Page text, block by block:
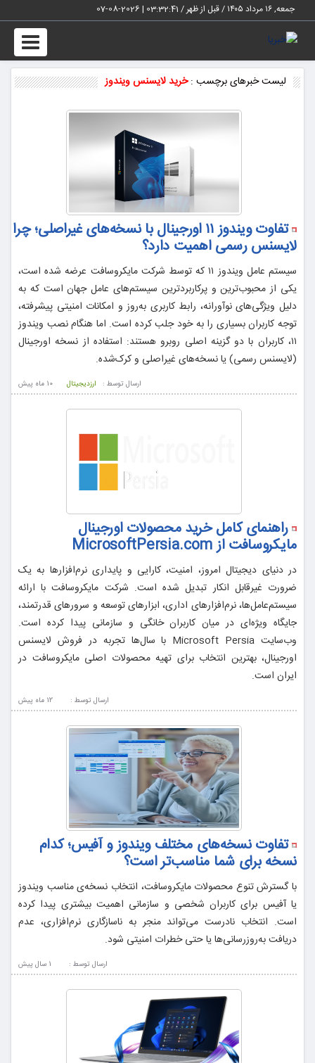
جمعه, ۱۶ مرداد ۱۴۰۵ / قبل از ظهر / 03:32:41
|
2026-08-07
Toggle
لیست خبرهای برچسب :خرید لایسنس ویندوز
تفاوت ویندوز ۱۱ اورجینال با نسخه‌های غیراصلی؛ چرا
لایسنس رسمی اهمیت دارد؟
سیستم عامل ویندوز ۱۱ که توسط شرکت مایکروسافت عرضه شده است،
یکی از محبوب‌ترین و پرکاربردترین سیستم‌های عامل جهان است که به
دلیل ویژگی‌های نوآورانه، رابط کاربری به‌روز و امکانات امنیتی پیشرفته،
توجه کاربران بسیاری را به خود جلب کرده است. اما هنگام نصب ویندوز
۱۱، کاربران با دو گزینه اصلی روبرو هستند: استفاده از نسخه اورجینال
(لایسنس رسمی) یا نسخه‌های غیراصلی و کرک‌شده.
10 ماه پيش ارسال توسط : ارزدیجیتال
راهنمای کامل خرید محصولات اورجینال
مایکروسافت از MicrosoftPersia.com
در دنیای دیجیتال امروز، امنیت، کارایی و پایداری نرم‌افزارها به یک
ضرورت غیرقابل انکار تبدیل شده است. شرکت مایکروسافت با ارائه
سیستم‌عامل‌ها، نرم‌افزارهای اداری، ابزارهای توسعه و سرورهای قدرتمند،
جایگاه ویژه‌ای در میان کاربران خانگی و سازمانی پیدا کرده است.
وب‌سایت Microsoft Persia با سال‌ها تجربه در فروش لایسنس
اورجینال، بهترین انتخاب برای تهیه محصولات اصلی مایکروسافت در
ایران است.
12 ماه پيش ارسال توسط :
تفاوت نسخه‌های مختلف ویندوز و آفیس؛ کدام
نسخه برای شما مناسب‌تر است؟
با گسترش تنوع محصولات مایکروسافت، انتخاب نسخه‌ی مناسب ویندوز
یا آفیس برای کاربران شخصی و سازمانی اهمیت بیشتری پیدا کرده
است. انتخاب نادرست می‌تواند منجر به ناسازگاری نرم‌افزاری، عدم
دریافت به‌روزرسانی‌ها یا حتی خطرات امنیتی شود.
1 سال پيش ارسال توسط :